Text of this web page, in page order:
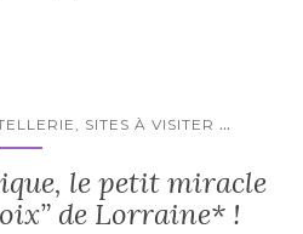
SITES À VISITER ...
le petit miracle
de Lorraine* !